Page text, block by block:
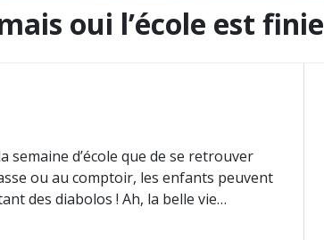
oui l’école est finie
d’école que de se retrouver
ou au comptoir, les enfants peuvent
des diabolos ! Ah, la belle vie…